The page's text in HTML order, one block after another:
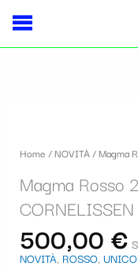
contenuto
Home /NOVITÀ/ Magma
Magma Rosso
CORNELISSEN
500,00 €
NOVITÀ, ROSSO,
S
o
n
a
u
n
fiscale:
Carrello: